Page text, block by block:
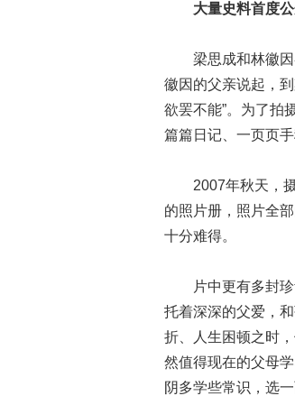
大量史料首度
梁思成和林徽因
徽因的父亲说起，
欲罢不能”。为了拍
篇篇日记、一页页
2007年秋天，摄
的照片册，照片全
十分难得。
片中更有多封珍
托着深深的父爱，
折、人生困顿之时
然值得现在的父母
阴多学些常识，选